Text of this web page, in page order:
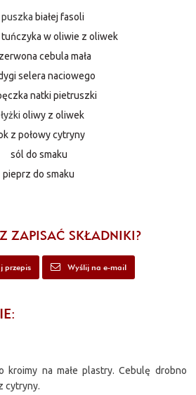
puszka białej fasoli
tuńczyka w oliwie z oliwek
cebula mała
selera naciowego
natki pietruszki
oliwy z oliwek
z połowy cytryny
sól do smaku
pieprz do smaku
ZAPISAĆ SKŁADNIKI?
przepis Wyślij na e-mail
kroimy na małe plastry. Cebulę drobno
cytryny.